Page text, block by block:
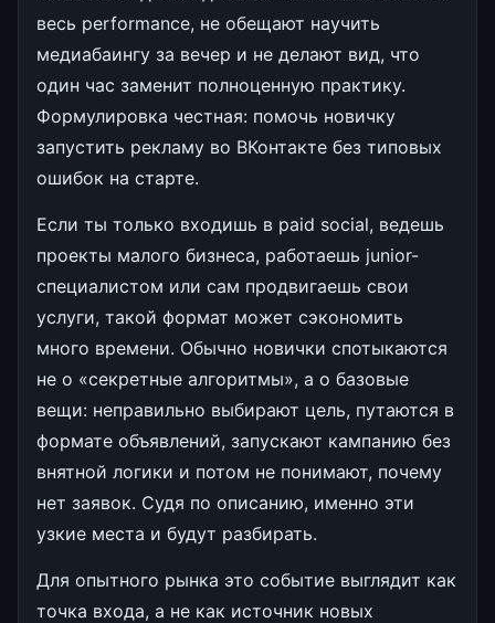
весь performance, не обещают научить
медиабаингу за вечер и не делают вид, что
один час заменит полноценную практику.
Формулировка честная: помочь новичку
запустить рекламу во ВКонтакте без типовых
ошибок на старте.
Если ты только входишь в paid social, ведешь
проекты малого бизнеса, работаешь junior-
специалистом или сам продвигаешь свои
услуги, такой формат может сэкономить
много времени. Обычно новички спотыкаются
не о «секретные алгоритмы», а о базовые
вещи: неправильно выбирают цель, путаются в
формате объявлений, запускают кампанию без
внятной логики и потом не понимают, почему
нет заявок. Судя по описанию, именно эти
узкие места и будут разбирать.
Для опытного рынка это событие выглядит как
точка входа, а не как источник новых